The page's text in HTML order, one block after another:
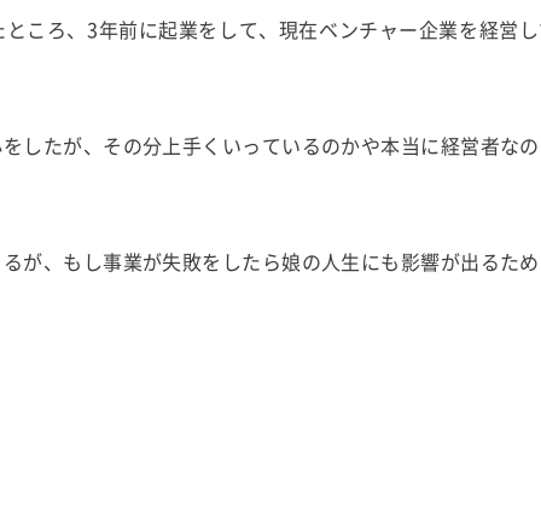
ころ、3年前に起業をして、現在ベンチャー企業を経営
したが、その分上手くいっているのかや本当に経営者な
が、もし事業が失敗をしたら娘の人生にも影響が出るた